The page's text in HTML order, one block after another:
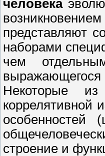
человека
представляют
наборами
чем
Некоторые
коррелятивной
особенностей
строение и